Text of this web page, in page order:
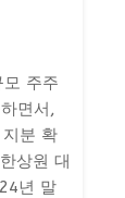
주주
면서,
분 확
상원 대
년 말